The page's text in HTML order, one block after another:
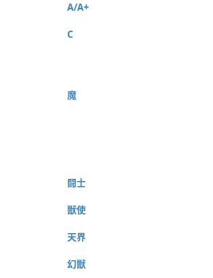
A/A+
C
魔
闘士
獣使
天界
幻獣